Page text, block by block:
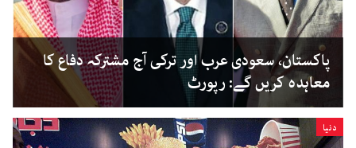
پاکستان، سعودی عرب اور ترکی آج مشترکہ دفاع کا
معاہدہ کریں گے: رپورٹ
دنیا